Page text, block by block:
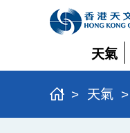
天氣
展
開
> 天氣 >